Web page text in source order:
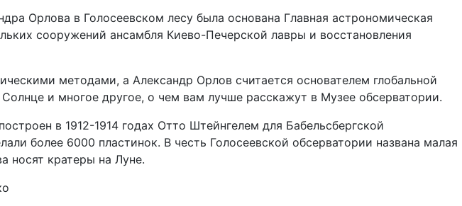
Орлова в Голосеевском лесу была основана Главная астрономическая
сооружений ансамбля Киево-Печерской лавры и восстановления
методами, а Александр Орлов считается основателем глобальной
и многое другое, о чем вам лучше расскажут в Музее обсерватории.
в 1912-1914 годах Отто Штейнгелем для Бабельсбергской
более 6000 пластинок. В честь Голосеевской обсерватории названа малая
носят кратеры на Луне.